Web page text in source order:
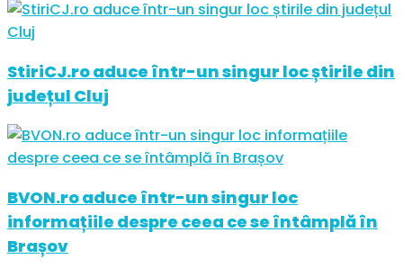
StiriCJ.ro aduce într-un singur loc știrile din
județul Cluj
BVON.ro aduce într-un singur loc
informațiile despre ceea ce se întâmplă în
Brașov